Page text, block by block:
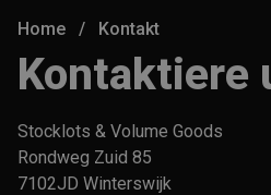
Home / Kontakt
Kontaktiere
Stocklots & Volume Goods
Rondweg Zuid 85
7102JD Winterswijk